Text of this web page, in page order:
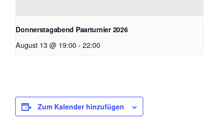
Donnerstagabend Paarturnier 2026
August 13 @ 19:00 - 22:00
Zum Kalender hinzufügen